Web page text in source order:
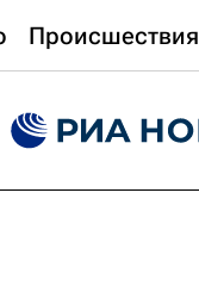
Происшествия